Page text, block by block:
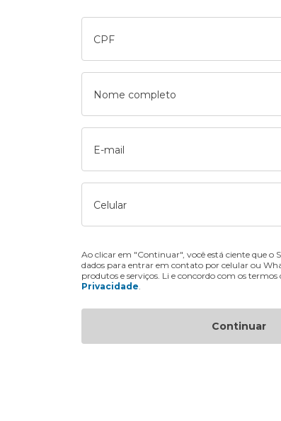
CPF
Nome completo
E-mail
Celular
Ao clicar em "Continuar", você está ciente que o
dados para entrar em contato por celular ou
produtos e serviços. Li e concordo com os termos
Privacidade
Continuar